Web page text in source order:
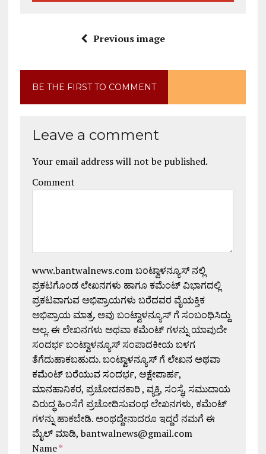
Previous image
BE THE FIRST TO COMMENT
Leave a comment
Your email address will not be published.
Comment
www.bantwalnews.com ಬಂಟ್ವಾಳನ್ಯೂಸ್ ನಲ್ಲಿ
ಪ್ರಕಟಗೊಂಡ ಲೇಖನಗಳು ಹಾಗೂ ಕಮೆಂಟ್ ವಿಭಾಗದಲ್ಲಿ
ಪ್ರಕಟವಾಗುವ ಅಭಿಪ್ರಾಯಗಳು ಬರೆದವರ ವೈಯಕ್ತಿಕ
ಅಭಿಪ್ರಾಯ ಮಾತ್ರ. ಅವು ಬಂಟ್ವಾಳನ್ಯೂಸ್ ಗೆ ಸಂಬಂಧಿಸಿದ್ದು
ಅಲ್ಲ. ಈ ಲೇಖನಗಳು ಅಥವಾ ಕಮೆಂಟ್ ಗಳನ್ನು ಯಾವುದೇ
ಸಂದರ್ಭ ಬಂಟ್ವಾಳನ್ಯೂಸ್ ಸಂಪಾದಕೀಯ ಬಳಗ
ತೆಗೆದುಹಾಕಬಹುದು. ಬಂಟ್ವಾಳನ್ಯೂಸ್ ಗೆ ಲೇಖನ ಅಥವಾ
ಕಮೆಂಟ್ ಬರೆಯುವ ಸಂದರ್ಭ, ಆಕ್ಷೇಪಾರ್ಹ,
ಮಾನಹಾನಿಕರ, ಪ್ರಚೋದನಕಾರಿ , ವ್ಯಕ್ತಿ, ಸಂಸ್ಥೆ, ಸಮುದಾಯ
ವಿರುದ್ಧ ಹಿಂಸೆಗೆ ಪ್ರಚೋದಿಸುವಂಥ ಲೇಖನಗಳು, ಕಮೆಂಟ್
ಗಳನ್ನು ಹಾಕಬೇಡಿ. ಅಂಥದ್ದೇನಾದರೂ ಇದ್ದರೆ ನಮಗೆ ಈ
ಮೈಲ್ ಮಾಡಿ, bantwalnews@gmail.com
Name*